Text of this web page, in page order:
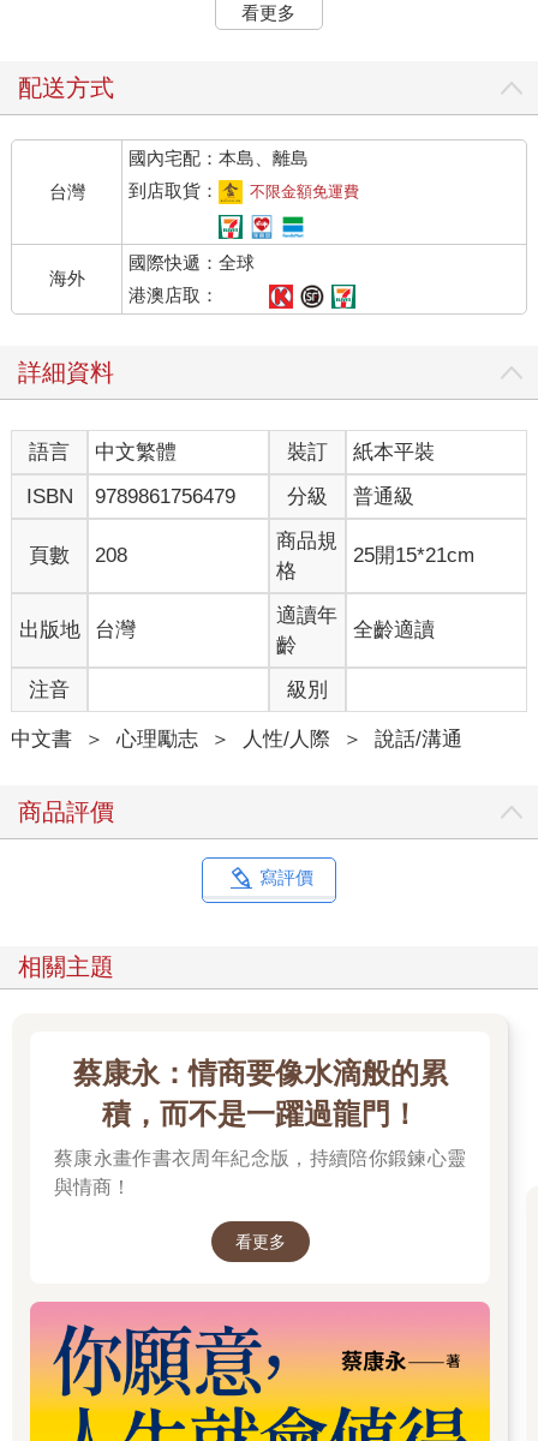
「拚命想炒熱氣氛，講到嘴巴很痠。」
「想炒熱氣氛，就必須說些有趣的話」，這其實誤會大了。閒聊
跟初次見面的人，總之先聊聊看。
跟見過兩、三次面的人，進一步拉近關係。
跟上司在計程車裡閒聊；跟客戶正式交涉、協商前的破冰。
跟另一半的父母久違的對話；跟媽媽的朋友保持恰到好處的距離
生活中，我們會碰到各種不同的狀況，但所有的閒聊都只有一個
目的，就是透過對話，卸下彼此的心防，讓雙方的關係變得更緊
密。
「跟對方初次見面，因為某個不重要的話題聊得很開心，非常意
「跟嚴肅的客戶天南地北地閒聊，最後談成了生意。」
這些成功的例子，都是因為閒聊，拉近彼此距離帶來的結果。
反過來說，人與人之間只要閒聊，就能拉近關係。講白了，閒聊
的時候，其實聊什麼都無所謂。
局」，沒有反而比較好。
馬上就結束了。而閒聊結束，關係也就結束了。
人是有情緒的，不是機器人。
像這樣閒聊，醞釀出「我們在對話」的感受，可以帶來「讓彼此
關係更緊密」的安心感。
就像「The show must go on」（直譯就是「戲一定要演下去」）
這句英文諺語所說的，閒聊也一定要一直講下去。重點不在「內
容」，而是你來我往的「持久性」。
請各位先將這一點牢記在心：閒聊不需要有趣或結論，只要持續
不中斷就好。POINT：閒聊是對話的你來我往，能持續不中斷就
好。
■規則03：如何開啟話題
看更多
配送方式
台灣
國內宅配：本島、離島
到店取貨：
不限金額免運費
海外
國際快遞：全球
港澳店取：
詳細資料
語言 中文繁體 裝訂
紙本平裝
ISBN
9789861756479 分級 普通級
頁數 208
商品規
格
25開15*21cm
出版地 台灣
適讀年
齡
全齡適讀
注音 級別
中文書 ＞ 心理勵志 ＞ 人性/人際 ＞ 說話/溝通
商品評價
寫評價
相關主題
蔡康永：情商要像水滴般的累
積，而不是一躍過龍門！
蔡康永畫作書衣周年紀念版，持續陪你鍛鍊心靈
與情商！
看更多